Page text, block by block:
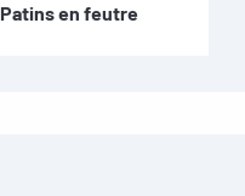
Patins en feutre